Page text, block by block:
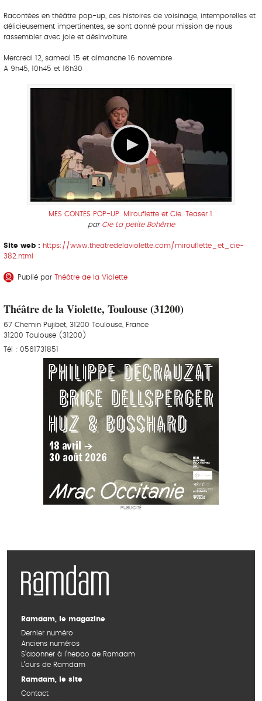
Racontées en théâtre pop-up, ces histoires de voisinage, intemporelles et
délicieusement impertinentes, se sont donné pour mission de nous
rassembler avec joie et désinvolture.
Mercredi 12, samedi 15 et dimanche 16 novembre
A 9h45, 10h45 et 16h30
MES CONTES POP-UP. Mirouflette et Cie. Teaser 1.
par Cie La petite Bohême
Site web : https://www.theatredelaviolette.com/mirouflette_et_cie-
382.html
Publié par Théâtre de la Violette
Théâtre de la Violette, Toulouse (31200)
67 Chemin Pujibet, 31200 Toulouse, France
31200 Toulouse (31200)
Tél : 0561731851
PUBLICITÉ
Ramdam, le magazine
Dernier numéro
Anciens numéros
S’abonner à l’hebdo de Ramdam
L’ours de Ramdam
Ramdam, le site
Contact